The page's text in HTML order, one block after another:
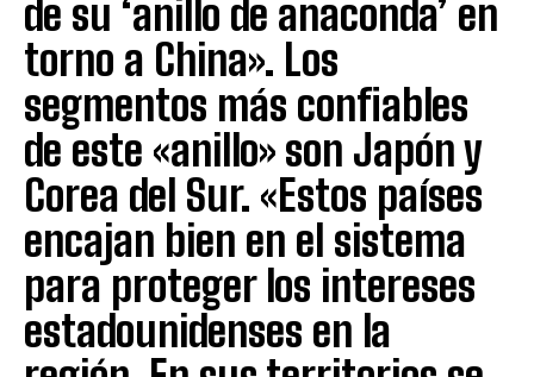
de su ‘anillo de anaconda’ en
torno a China». Los
segmentos más confiables
de este «anillo» son Japón y
Corea del Sur. «Estos países
encajan bien en el sistema
para proteger los intereses
estadounidenses en la